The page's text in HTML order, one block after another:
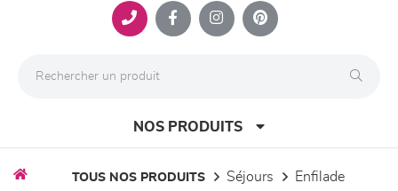
NOS PRODUITS
TOUS NOS PRODUITS séjours
enfilade